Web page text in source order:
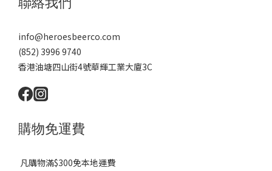
info@heroesbeerco.com
(852) 3996 9740
香港油塘四山街4號華輝工業大廈3C
購物免運費
凡購物滿$300免本地運費